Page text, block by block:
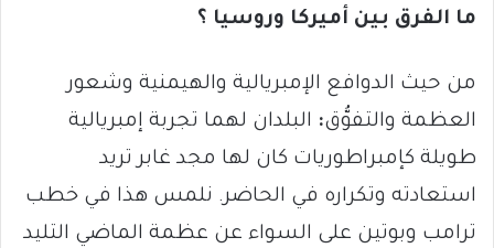
ما الفرق بين أميركا وروسيا ؟
من حيث الدوافع الإمبريالية والهيمنية وشعور
العظمة والتفوُّق: البلدان لهما تجربة إمبريالية
طويلة كإمبراطوريات كان لها مجد غابر تريد
استعادته وتكراره في الحاضر. نلمس هذا في خطب
ترامب وبوتين على السواء عن عظمة الماضي التليد